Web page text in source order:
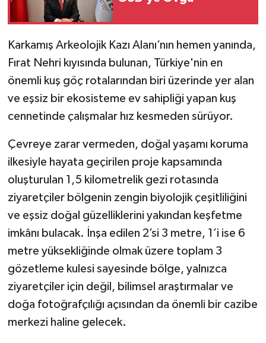
Karkamış Arkeolojik Kazı Alanı’nın hemen yanında,
Fırat Nehri kıyısında bulunan, Türkiye'nin en
önemli kuş göç rotalarından biri üzerinde yer alan
ve eşsiz bir ekosisteme ev sahipliği yapan kuş
cennetinde çalışmalar hız kesmeden sürüyor.
Çevreye zarar vermeden, doğal yaşamı koruma
ilkesiyle hayata geçirilen proje kapsamında
oluşturulan 1,5 kilometrelik gezi rotasında
ziyaretçiler bölgenin zengin biyolojik çeşitliliğini
ve eşsiz doğal güzelliklerini yakından keşfetme
imkânı bulacak. İnşa edilen 2’si 3 metre, 1’i ise 6
metre yüksekliğinde olmak üzere toplam 3
gözetleme kulesi sayesinde bölge, yalnızca
ziyaretçiler için değil, bilimsel araştırmalar ve
doğa fotoğrafçılığı açısından da önemli bir cazibe
merkezi haline gelecek.